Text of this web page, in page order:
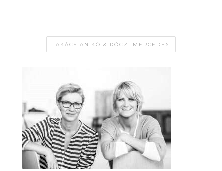
TAKÁCS ANIKÓ & DÓCZI MERCEDES